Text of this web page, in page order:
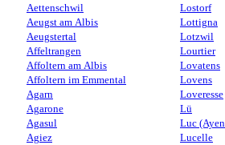
Aettenschwil
Aeugst am Albis
Aeugstertal
Affeltrangen
Affoltern am Albis
Affoltern im Emmental
Agarn
Agarone
Agasul
Agiez
Lostorf
Lottigna
Lotzwil
Lourtier
Lovatens
Lovens
Loveresse
Lü
Luc
Lucelle